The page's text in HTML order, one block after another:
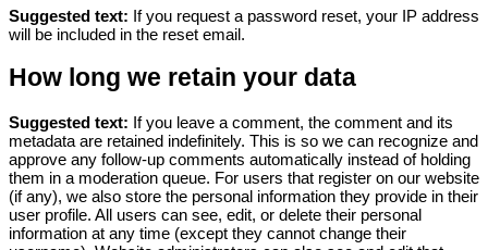
Suggested text: If you request a password reset, your IP address
will be included in the reset email.
How long we retain your data
Suggested text: If you leave a comment, the comment and its
metadata are retained indefinitely. This is so we can recognize and
approve any follow-up comments automatically instead of holding
them in a moderation queue. For users that register on our website
(if any), we also store the personal information they provide in their
user profile. All users can see, edit, or delete their personal
information at any time (except they cannot change their